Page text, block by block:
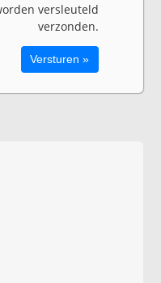
versleuteld
verzonden.